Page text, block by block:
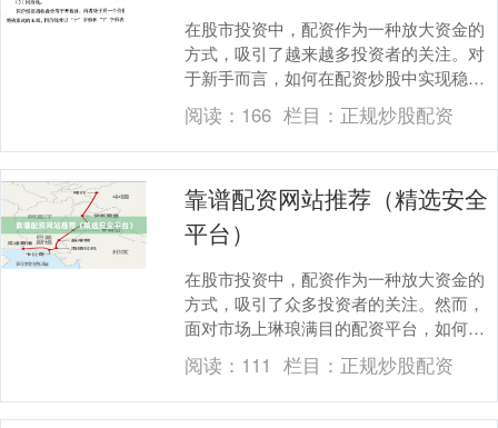
在股市投资中，配资作为一种放大资金的
方式，吸引了越来越多投资者的关注。对
于新手而言，如何在配资炒股中实现稳健
收益，避免盲目操作带来的风险，是进入
这个领域前必须掌....
阅读： 166 栏目： 正规炒股配资
靠谱配资网站推荐（精选安全
平台）
在股市投资中，配资作为一种放大资金的
方式，吸引了众多投资者的关注。然而，
面对市场上琳琅满目的配资平台，如何选
择一家靠谱、安全的配资网站成为投资者
最关心的问题。本....
阅读： 111 栏目： 正规炒股配资